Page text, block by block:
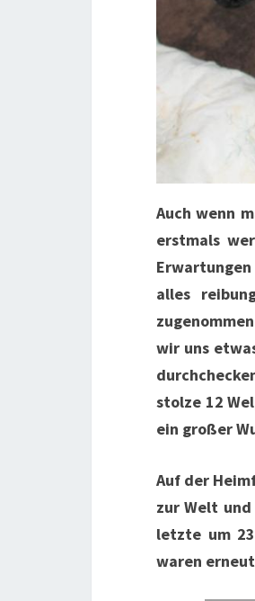
Auch wenn
erstmals
alles
wir uns
stolze 12
ein großer
Auf der
zur Welt
letzte um
waren